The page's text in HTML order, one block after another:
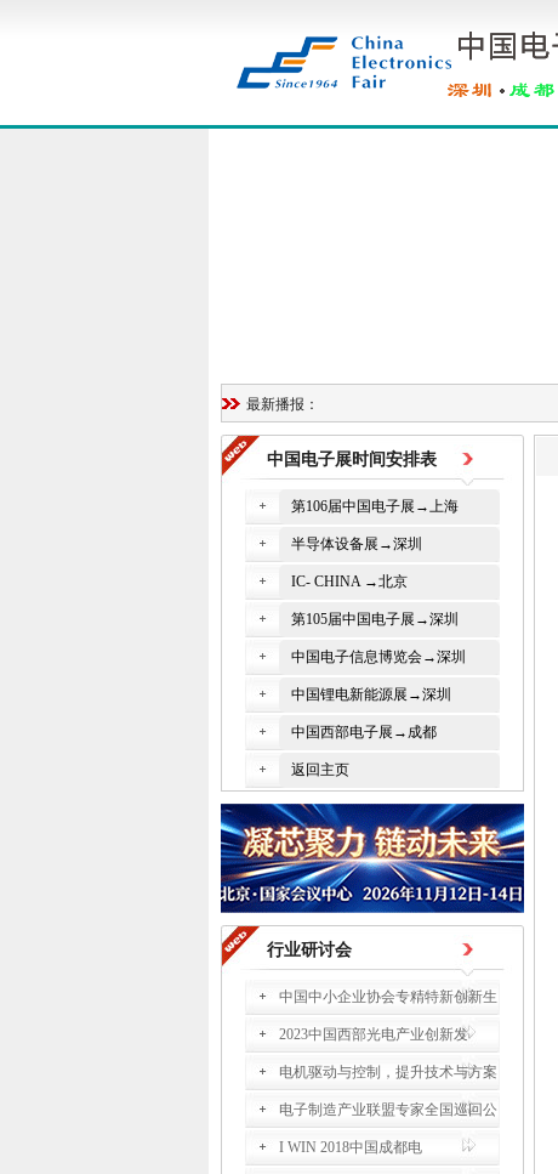
最新播报：
中国电子展时间安排表
第106届中国电子展→上海
半导体设备展→深圳
IC- CHINA →北京
第105届中国电子展→深圳
中国电子信息博览会→深圳
中国锂电新能源展→深圳
中国西部电子展→成都
返回主页
行业研讨会
中国中小企业协会专精特新创新生
2023中国西部光电产业创新发
电机驱动与控制，提升技术与方案
电子制造产业联盟专家全国巡回公
I WIN 2018中国成都电